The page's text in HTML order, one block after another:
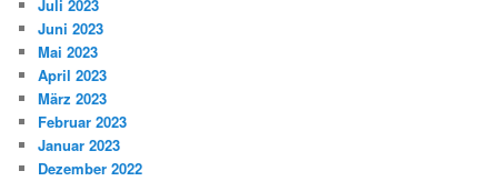
Juli 2023
Juni 2023
Mai 2023
April 2023
März 2023
Februar 2023
Januar 2023
Dezember 2022